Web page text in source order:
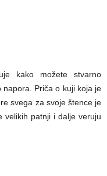
kako možete stvarno
Priča o kuji koja je
svega za svoje štence je
velikih patnji i dalje veruju